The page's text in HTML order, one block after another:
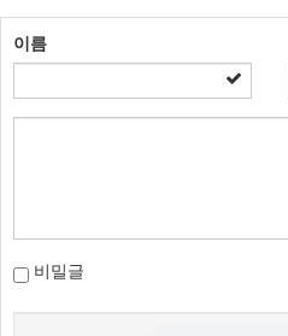
이름
비밀글